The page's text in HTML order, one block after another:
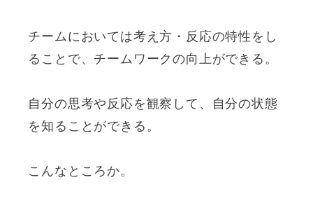
チームにおいては考え方・反応の特性をし
ることで、チームワークの向上ができる。
自分の思考や反応を観察して、自分の状態
を知ることができる。
こんなところか。